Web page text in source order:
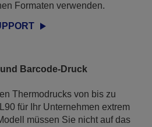
Formaten verwenden.
Barcode-Druck
Thermodrucks von bis zu
für Ihr Unternehmen extrem
müssen Sie nicht auf das